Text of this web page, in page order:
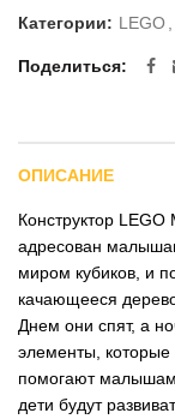
Категории: LEGO
Поделиться
ОПИСАНИЕ
Конструктор
адресован
миром кубиков, и
качающееся
Днем они спят, а
элементы, которые
помогают малышам
дети будут